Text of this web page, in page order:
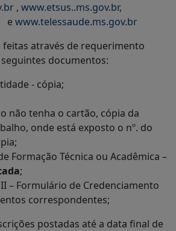
, www.etsus..ms.gov.br,
e www.telessaude.ms.gov.br
feitas através de requerimento
documentos:
- cópia;
não tenha o cartão, cópia da
onde está exposto o nº. do
Formação Técnica ou Acadêmica –
;
– Formulário de Credenciamento
correspondentes;
postadas até a data final de